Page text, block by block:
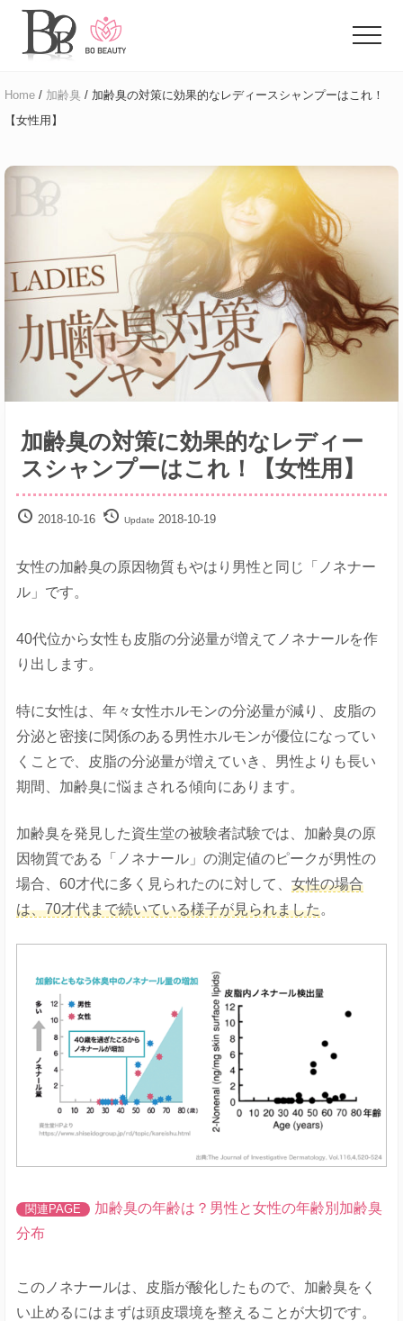
Menu
Skip
main
content
Skip
primary
sidebar
臭
に
悩
ア
ラ
ォ
女
性
の
め
の
お
み
決
サ
イ
ト
Menu
Home / 加齢臭 / 加齢臭の対策に効果的なレディースシャンプーはこれ！
【女性用】
加齢臭の対策に効果的なレディー
スシャンプーはこれ！【女性用】
2018-10-16 Update 2018-10-19
女性の加齢臭の原因物質もやはり男性と同じ「ノネナー
ル」です。
40代位から女性も皮脂の分泌量が増えてノネナールを作
り出します。
特に女性は、年々女性ホルモンの分泌量が減り、皮脂の
分泌と密接に関係のある男性ホルモンが優位になってい
くことで、皮脂の分泌量が増えていき、男性よりも長い
期間、加齢臭に悩まされる傾向にあります。
加齢臭を発見した資生堂の被験者試験では、加齢臭の原
因物質である「ノネナール」の測定値のピークが男性の
場合、60才代に多く見られたのに対して、 女性の場合
は、70才代まで続いている様子が見られました。
加齢臭の年齢は？男性と女性の年齢別加齢臭
分布
このノネナールは、皮脂が酸化したもので、加齢臭をく
い止めるにはまずは頭皮環境を整えることが大切です。